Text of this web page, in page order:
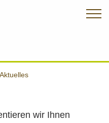
Aktuelles
wir Ihnen